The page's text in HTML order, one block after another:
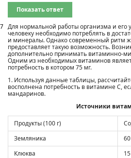
Показать ответ
7 Для нормальной работы организма и его
человеку необходимо потреблять в
и минералы. Однако современный ритм
предоставляет такую возможность.
дополнительно принимать витаминно-
Одним из необходимых витаминов
потребность в котором 75 мг.
1. Используя данные таблицы,
восполнена потребность в витамине С,
мандаринов.
Источники
Продукты (100 г)
Земляника
60
Клюква
15